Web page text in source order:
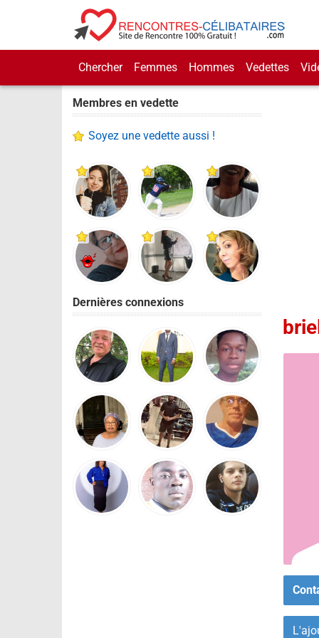
Chercher Femmes Hommes Vedettes
Membres en vedette
Soyez une vedette aussi !
Dernières connexions